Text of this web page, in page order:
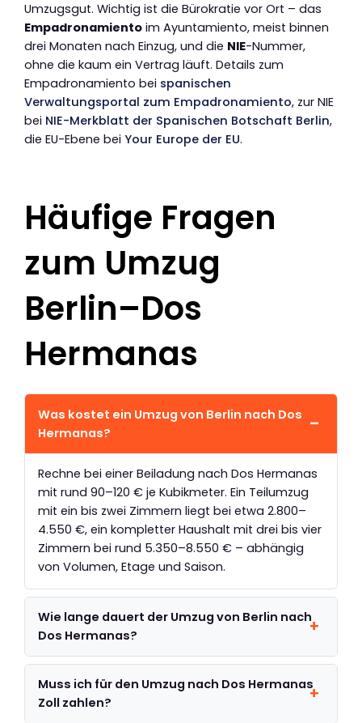
Umzugsgut. Wichtig ist die Bürokratie vor Ort – das
Empadronamiento im Ayuntamiento, meist binnen
drei Monaten nach Einzug, und die NIE-Nummer,
ohne die kaum ein Vertrag läuft. Details zum
Empadronamiento bei spanischen
Verwaltungsportal zum Empadronamiento, zur NIE
bei NIE-Merkblatt der Spanischen Botschaft Berlin,
die EU-Ebene bei Your Europe der EU.
Häufige Fragen
zum Umzug
Berlin–Dos
Hermanas
Was kostet ein Umzug von Berlin nach Dos
Hermanas?
Rechne bei einer Beiladung nach Dos Hermanas
mit rund 90–120 € je Kubikmeter. Ein Teilumzug
mit ein bis zwei Zimmern liegt bei etwa 2.800–
4.550 €, ein kompletter Haushalt mit drei bis vier
Zimmern bei rund 5.350–8.550 € – abhängig
von Volumen, Etage und Saison.
Wie lange dauert der Umzug von Berlin nach
Dos Hermanas?
Muss ich für den Umzug nach Dos Hermanas
Zoll zahlen?